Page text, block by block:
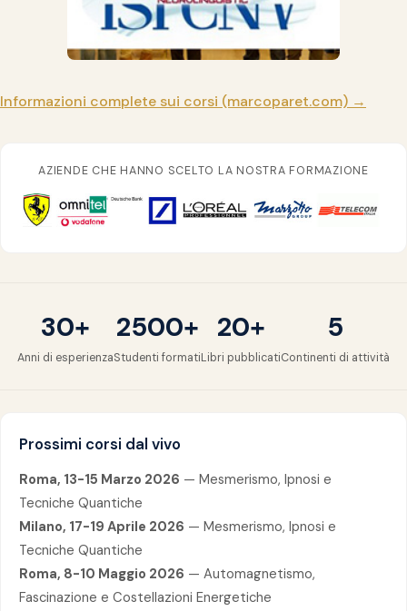
Informazioni complete sui corsi (marcoparet.com) →
AZIENDE CHE HANNO SCELTO LA NOSTRA FORMAZIONE
30+
Anni di esperienza
2500+
Studenti formati
20+
Libri pubblicati
5
Continenti di attività
Prossimi corsi dal vivo
Roma, 13-15 Marzo 2026 — Mesmerismo, Ipnosi e
Tecniche Quantiche
Milano, 17-19 Aprile 2026 — Mesmerismo, Ipnosi e
Tecniche Quantiche
Roma, 8-10 Maggio 2026 — Automagnetismo,
Fascinazione e Costellazioni Energetiche